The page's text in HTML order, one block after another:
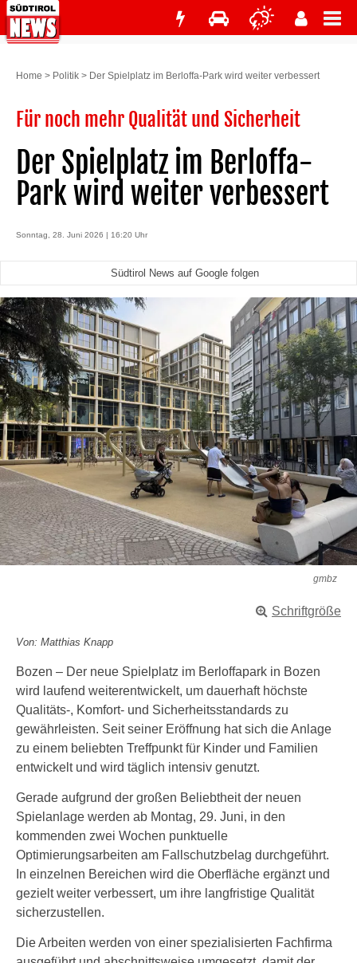
Home > Politik > Der Spielplatz im Berloffa-Park wird weiter verbessert
Für noch mehr Qualität und Sicherheit
Der Spielplatz im Berloffa-
Park wird weiter verbessert
Sonntag, 28. Juni 2026 | 16:20 Uhr
Südtirol News auf Google folgen
gmbz
Schriftgröße
Von: Matthias Knapp
Bozen – Der neue Spielplatz im Berloffapark in Bozen
wird laufend weiterentwickelt, um dauerhaft höchste
Qualitäts-, Komfort- und Sicherheitsstandards zu
gewährleisten. Seit seiner Eröffnung hat sich die Anlage
zu einem beliebten Treffpunkt für Kinder und Familien
entwickelt und wird täglich intensiv genutzt.
Gerade aufgrund der großen Beliebtheit der neuen
Spielanlage werden ab Montag, 29. Juni, in den
kommenden zwei Wochen punktuelle
Optimierungsarbeiten am Fallschutzbelag durchgeführt.
In einzelnen Bereichen wird die Oberfläche ergänzt und
gezielt weiter verbessert, um ihre langfristige Qualität
sicherzustellen.
Die Arbeiten werden von einer spezialisierten Fachfirma